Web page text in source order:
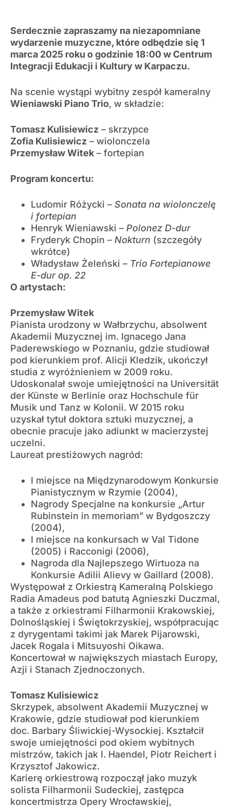
Serdecznie zapraszamy na niezapomniane
wydarzenie muzyczne, które odbędzie się 1
marca 2025 roku o godzinie 18:00 w Centrum
Integracji Edukacji i Kultury w Karpaczu.
Na scenie wystąpi wybitny zespół kameralny
Wieniawski Piano Trio, w składzie:
Tomasz Kulisiewicz – skrzypce
Zofia Kulisiewicz – wiolonczela
Przemysław Witek – fortepian
Program koncertu:
Ludomir Różycki – Sonata na wiolonczelę
i fortepian
Henryk Wieniawski – Polonez D-dur
Fryderyk Chopin – Nokturn (szczegóły
wkrótce)
Władysław Żeleński – Trio Fortepianowe
E-dur op. 22
O artystach:
Przemysław Witek
Pianista urodzony w Wałbrzychu, absolwent
Akademii Muzycznej im. Ignacego Jana
Paderewskiego w Poznaniu, gdzie studiował
pod kierunkiem prof. Alicji Kledzik, ukończył
studia z wyróżnieniem w 2009 roku.
Udoskonalał swoje umiejętności na Universität
der Künste w Berlinie oraz Hochschule für
Musik und Tanz w Kolonii. W 2015 roku
uzyskał tytuł doktora sztuki muzycznej, a
obecnie pracuje jako adiunkt w macierzystej
uczelni.
Laureat prestiżowych nagród:
I miejsce na Międzynarodowym Konkursie
Pianistycznym w Rzymie (2004),
Nagrody Specjalne na konkursie „Artur
Rubinstein in memoriam” w Bydgoszczy
(2004),
I miejsce na konkursach w Val Tidone
(2005) i Racconigi (2006),
Nagroda dla Najlepszego Wirtuoza na
Konkursie Adilii Alievy w Gaillard (2008).
Występował z Orkiestrą Kameralną Polskiego
Radia Amadeus pod batutą Agnieszki Duczmal,
a także z orkiestrami Filharmonii Krakowskiej,
Dolnośląskiej i Świętokrzyskiej, współpracując
z dyrygentami takimi jak Marek Pijarowski,
Jacek Rogala i Mitsuyoshi Oikawa.
Koncertował w największych miastach Europy,
Azji i Stanach Zjednoczonych.
Tomasz Kulisiewicz
Skrzypek, absolwent Akademii Muzycznej w
Krakowie, gdzie studiował pod kierunkiem
doc. Barbary Śliwickiej-Wysockiej. Kształcił
swoje umiejętności pod okiem wybitnych
mistrzów, takich jak I. Haendel, Piotr Reichert i
Krzysztof Jakowicz.
Karierę orkiestrową rozpoczął jako muzyk
solista Filharmonii Sudeckiej, zastępca
koncertmistrza Opery Wrocławskiej,